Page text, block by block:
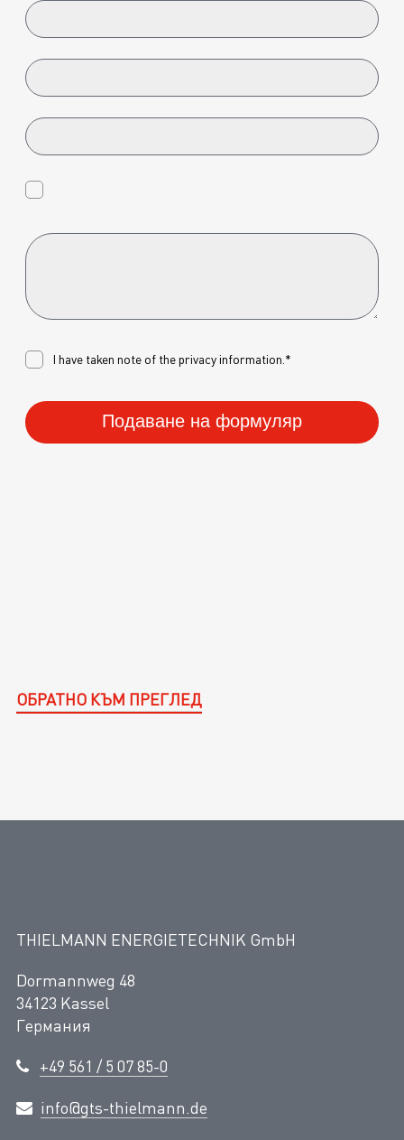
I have taken note of theprivacyinformation.*
Подаване на формуляр
ОБРАТНО КЪМ ПРЕГЛЕД
THIELMANN ENERGIETECHNIK GmbH
Dormannweg 48
34123 Kassel
Германия
+49 561 / 5 07 85-0
info@gts-thielmann.de